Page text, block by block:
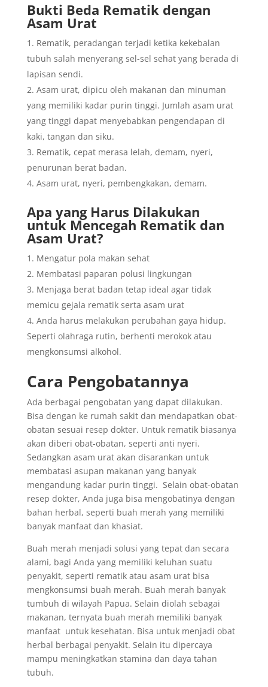
Bukti Beda Rematik dengan
Asam Urat
Rematik, peradangan terjadi ketika kekebalan
tubuh salah menyerang sel-sel sehat yang berada di
lapisan sendi.
Asam urat, dipicu oleh makanan dan minuman
yang memiliki kadar purin tinggi. Jumlah asam urat
yang tinggi dapat menyebabkan pengendapan di
kaki, tangan dan siku.
Rematik, cepat merasa lelah, demam, nyeri,
penurunan berat badan.
Asam urat, nyeri, pembengkakan, demam.
Apa yang Harus Dilakukan
untuk Mencegah Rematik dan
Asam Urat?
Mengatur pola makan sehat
Membatasi paparan polusi lingkungan
Menjaga berat badan tetap ideal agar tidak
memicu gejala rematik serta asam urat
Anda harus melakukan perubahan gaya hidup.
Seperti olahraga rutin, berhenti merokok atau
mengkonsumsi alkohol.
Cara Pengobatannya
Ada berbagai pengobatan yang dapat dilakukan.
Bisa dengan ke rumah sakit dan mendapatkan obat-
obatan sesuai resep dokter. Untuk rematik biasanya
akan diberi obat-obatan, seperti anti nyeri.
Sedangkan asam urat akan disarankan untuk
membatasi asupan makanan yang banyak
mengandung kadar purin tinggi. Selain obat-obatan
resep dokter, Anda juga bisa mengobatinya dengan
bahan herbal, seperti buah merah yang memiliki
banyak manfaat dan khasiat.
Buah merah menjadi solusi yang tepat dan secara
alami, bagi Anda yang memiliki keluhan suatu
penyakit, seperti rematik atau asam urat bisa
mengkonsumsi buah merah. Buah merah banyak
tumbuh di wilayah Papua. Selain diolah sebagai
makanan, ternyata buah merah memiliki banyak
manfaat untuk kesehatan. Bisa untuk menjadi obat
herbal berbagai penyakit. Selain itu dipercaya
mampu meningkatkan stamina dan daya tahan
tubuh.